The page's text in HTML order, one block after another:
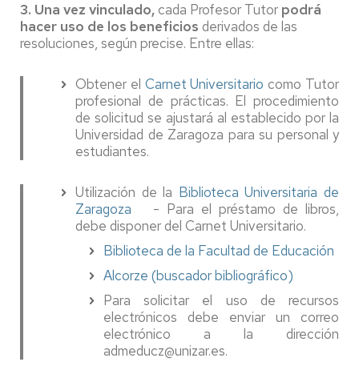
3. Una vez vinculado,cada Profesor Tutor podrá
hacer uso de los beneficios derivados de las
resoluciones, según precise. Entre ellas:
Obtener el Carnet Universitario como Tutor
profesional de prácticas. El procedimiento
de solicitud se ajustará al establecido por la
Universidad de Zaragoza para su personal y
estudiantes.
Utilización de la Biblioteca Universitaria de
Zaragoza - Para el préstamo de libros,
debe disponer del Carnet Universitario.
Biblioteca de la Facultad de Educación
Alcorze (buscador bibliográfico)
Para solicitar el uso de recursos
electrónicos debe enviar un correo
electrónico a la dirección
admeducz@unizar.es.